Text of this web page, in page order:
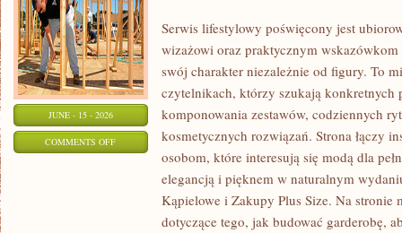
JUNE - 15 - 2026
COMMENTS OFFON
Serwis lifestylowy poświęcony jest
wizażowi oraz praktycznym
swój charakter niezależnie od figury. To
czytelnikach, którzy szukają konkretnych
komponowania zestawów, codziennych
kosmetycznych rozwiązań. Strona łączy
osobom, które interesują się modą dla
elegancją i pięknem w naturalnym
Kąpielowe i Zakupy Plus Size. Na stronie
dotyczące tego, jak budować garderobę,